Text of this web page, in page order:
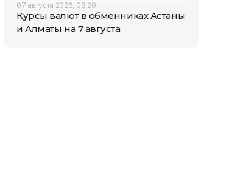
07 августа 2026, 08:20
Курсы валют в обменниках Астаны
и Алматы на 7 августа